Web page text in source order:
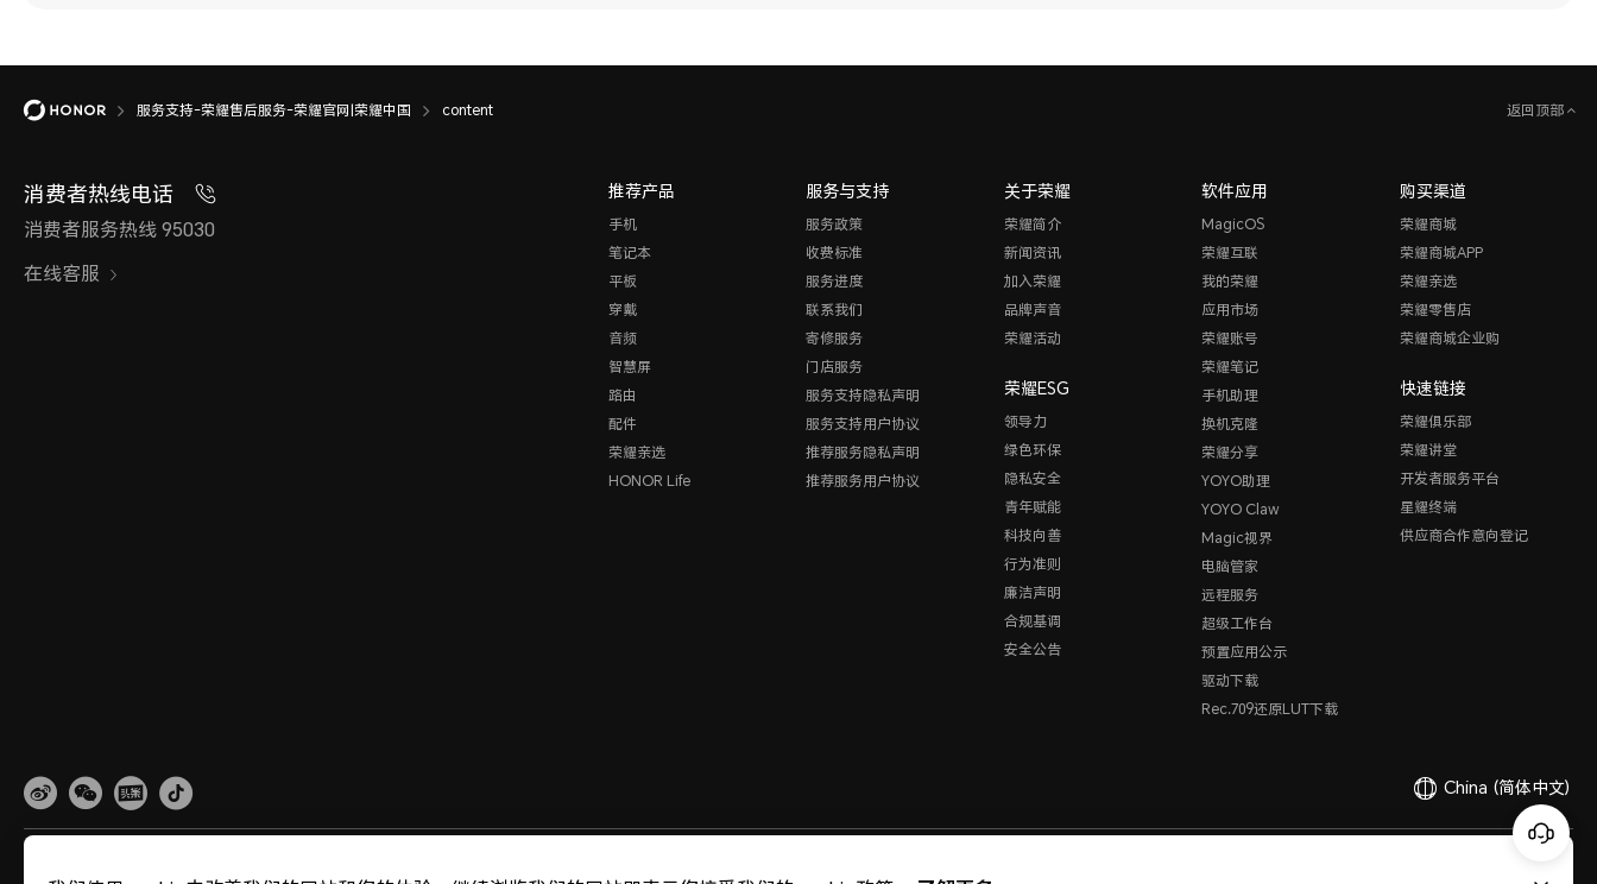
服务支持-荣耀售后服务-荣耀官网|荣耀中国 content 返回顶部
消费者热线电话
消费者服务热线 95030
在线客服
推荐产品
手机
笔记本
平板
穿戴
音频
智慧屏
路由
配件
荣耀亲选
HONOR Life
服务与支持
服务政策
收费标准
服务进度
联系我们
寄修服务
门店服务
服务支持隐私声明
服务支持用户协议
推荐服务隐私声明
推荐服务用户协议
关于荣耀
荣耀简介
新闻资讯
加入荣耀
品牌声音
荣耀活动
荣耀ESG
领导力
绿色环保
隐私安全
青年赋能
科技向善
行为准则
廉洁声明
合规基调
安全公告
软件应用
MagicOS
荣耀互联
我的荣耀
应用市场
荣耀账号
荣耀笔记
手机助理
换机克隆
荣耀分享
YOYO助理
YOYO Claw
Magic视界
电脑管家
远程服务
超级工作台
预置应用公示
驱动下载
Rec.709还原LUT下载
购买渠道
荣耀商城
荣耀商城APP
荣耀亲选
荣耀零售店
荣耀商城企业购
快速链接
荣耀俱乐部
荣耀讲堂
开发者服务平台
星耀终端
供应商合作意向登记
China (简体中文)